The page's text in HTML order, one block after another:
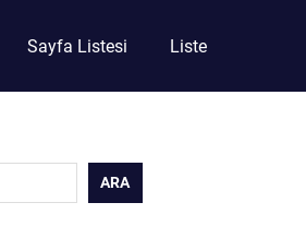
Sayfa Listesi Liste
ARA